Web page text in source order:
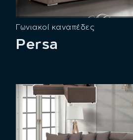
Γωνιακοί καναπέδες
Persa